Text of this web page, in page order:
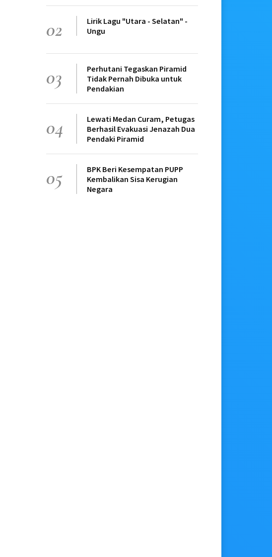
02
Lirik Lagu "Utara - Selatan" -
Ungu
03
Perhutani Tegaskan Piramid
Tidak Pernah Dibuka untuk
Pendakian
04
Lewati Medan Curam, Petugas
Berhasil Evakuasi Jenazah Dua
Pendaki Piramid
05
BPK Beri Kesempatan PUPP
Kembalikan Sisa Kerugian
Negara